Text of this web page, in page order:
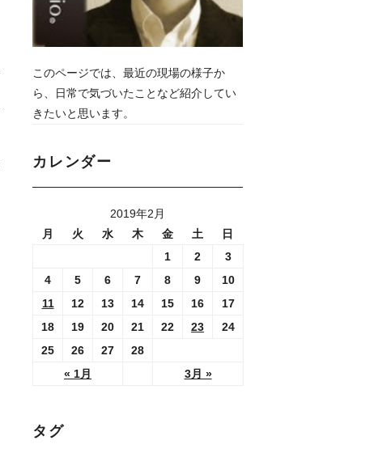
このページでは、最近の現場の様子か
ら、日常で気づいたことなど紹介してい
きたいと思います。
カレンダー
2019年2月
月
火 水 木 金 土 日
« 1月 3月 »
1 2
3
4
5 6 7 8 9
10
11
12 13 14 15 16
17
18
19 20 21 22 23
24
25
26 27 28
タグ